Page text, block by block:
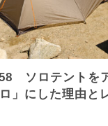
ソロテントを
」にした理由と